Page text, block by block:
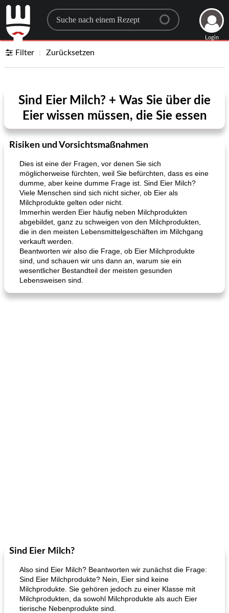
Search for a recipe
Login
Filter Zurücksetzen
Sind Eier Milch? + Was Sie über die
Eier wissen müssen, die Sie essen
Risiken und Vorsichtsmaßnahmen
Dies ist eine der Fragen, vor denen Sie sich
möglicherweise fürchten, weil Sie befürchten, dass es eine
dumme, aber keine dumme Frage ist. Sind Eier Milch?
Viele Menschen sind sich nicht sicher, ob Eier als
Milchprodukte gelten oder nicht.
Immerhin werden Eier häufig neben Milchprodukten
abgebildet, ganz zu schweigen von den Milchprodukten,
die in den meisten Lebensmittelgeschäften im Milchgang
verkauft werden.
Beantworten wir also die Frage, ob Eier Milchprodukte
sind, und schauen wir uns dann an, warum sie ein
wesentlicher Bestandteil der meisten gesunden
Lebensweisen sind.
Sind Eier Milch?
Also sind Eier Milch? Beantworten wir zunächst die Frage:
Sind Eier Milchprodukte? Nein, Eier sind keine
Milchprodukte. Sie gehören jedoch zu einer Klasse mit
Milchprodukten, da sowohl Milchprodukte als auch Eier
tierische Nebenprodukte sind.